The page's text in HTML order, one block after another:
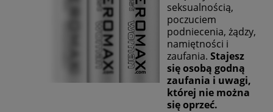
seksualnością,
poczuciem
podniecenia, żądzy,
namiętności i
zaufania. Stajesz
się osobą godną
zaufania i uwagi,
której nie można
się oprzeć.